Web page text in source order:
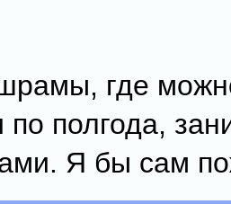
где
полгода,
Я бы сам